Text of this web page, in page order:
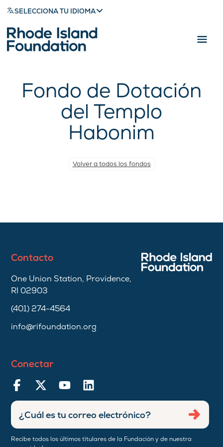
SELECCIONA TU IDIOMA
Fondo de Dotación
del Templo
Habonim
Volver a todos los fondos
Contacto
One Union Station, Providence,
RI 02903
(401) 274-4564
info@rifoundation.org
Conectar
Recibe todos los últimos titulares de la Fundación y de nuestra
Ingresar
dirección
de
correo
Enviar